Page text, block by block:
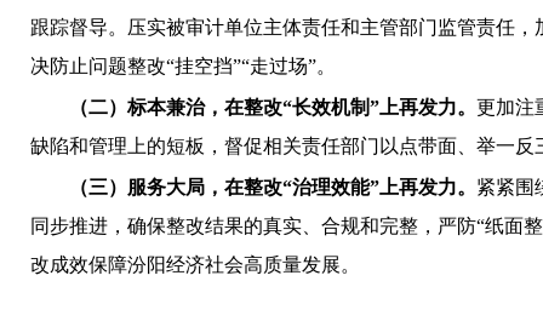
跟踪督导。压实被审计单位主体责任和主管部门监管责任
决防止问题整改“挂空挡”“走过场”。
（二）标本兼治，在整改“长效机制”上再发力。 更加注
缺陷和管理上的短板，督促相关责任部门以点带面、举一
（三）服务大局，在整改“治理效能”上再发力。 紧紧围
同步推进，确保整改结果的真实、合规和完整，严防“纸面
改成效保障汾阳经济社会高质量发展。